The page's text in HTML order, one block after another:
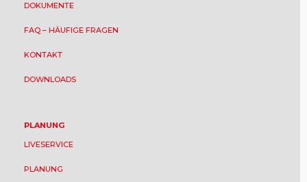
DOKUMENTE
FAQ – HÄUFIGE FRAGEN
KONTAKT
DOWNLOADS
PLANUNG
LIVESERVICE
PLANUNG